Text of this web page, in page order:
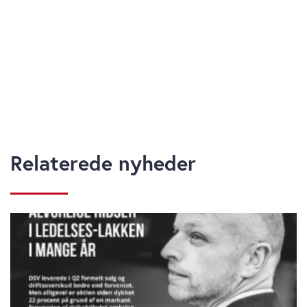
Relaterede nyheder